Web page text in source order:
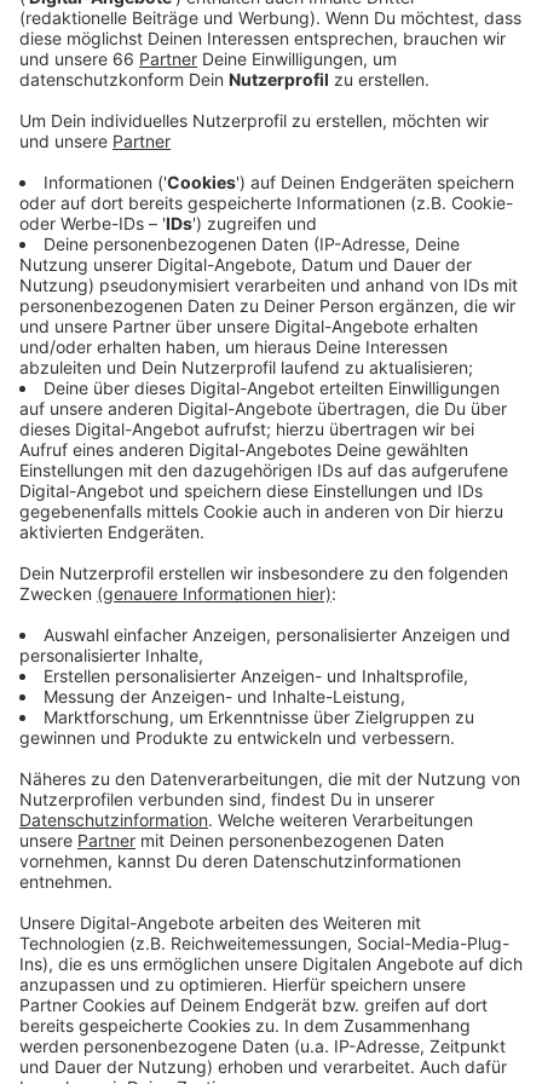
Anzeige
Viele Menschen nutzen oft ein relativ einfaches
gefährlich werden. Die Zahl der gehackten Accounts
oder leergeräumter Bankkonten geht nach oben, heißt
es auch von der Verbraucherzentrale NRW. Die
Düsseldorfer Polizei rät deshalb: Starke Passwörter.
Die sollten aus Buchstabenkombinationen bestehen
und mit Zahlen und Satzzeichen vermischt sein.
Außerdem sollten die Passwörter öfter gewechselt
werden.
Weitere Infos und Links zum Thema:
Zur Aktion „Mach’ dein Passwort stark“!
So hat AD am Montag berichtet!
Tipps zum sicheren Surfen!
Eltern sollten aufpassen, wo ihre Kinder surfen!
Die Düsseldorfer Polizei berät mit Infomobil
Mittwoch, 28. Oktober 2020 in der Zeit von 10 Uhr
bis 13 Uhr auf dem Marktplatz vor dem Rathaus
und am Donnerstag, 29.Oktober 2020 von 16 Uhr
bis 17.30 telefonisch unter 0211-870-5249.
Anzeige
Anzeige